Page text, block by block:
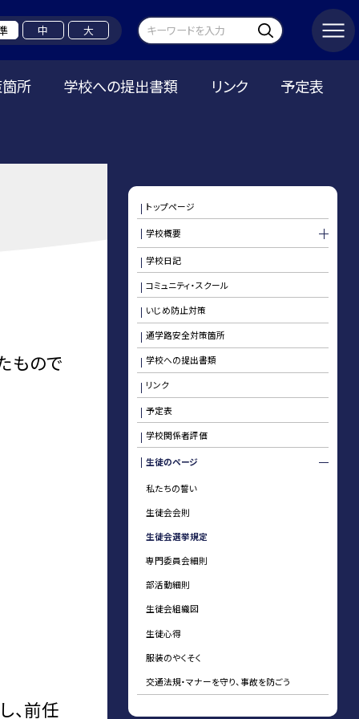
中 大
所 学校への提出書類 リンク 予定表
もので
、前任
トップページ
学校概要
学校日記
コミュニティ・スクール
いじめ防止対策
通学路安全対策箇所
学校への提出書類
リンク
予定表
学校関係者評価
生徒のページ
私たちの誓い
生徒会会則
生徒会選挙規定
専門委員会細則
部活動細則
生徒会組織図
生徒心得
服装のやくそく
交通法規・マナーを守り、事故を防ごう